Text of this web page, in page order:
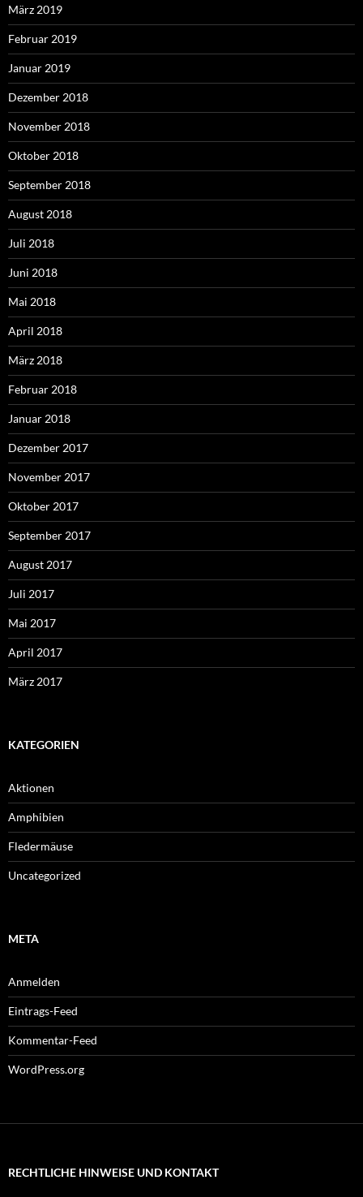
März 2019
Februar 2019
Januar 2019
Dezember 2018
November 2018
Oktober 2018
September 2018
August 2018
Juli 2018
Juni 2018
Mai 2018
April 2018
März 2018
Februar 2018
Januar 2018
Dezember 2017
November 2017
Oktober 2017
September 2017
August 2017
Juli 2017
Mai 2017
April 2017
März 2017
KATEGORIEN
Aktionen
Amphibien
Fledermäuse
Uncategorized
META
Anmelden
Eintrags-Feed
Kommentar-Feed
WordPress.org
RECHTLICHE HINWEISE UND KONTAKT